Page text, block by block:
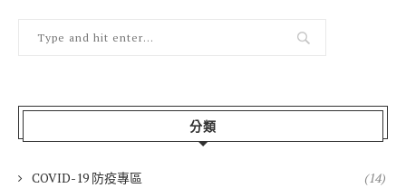
分類
COVID-19 防疫專區 (14)